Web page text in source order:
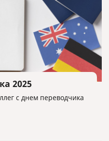
2025
с днем переводчика